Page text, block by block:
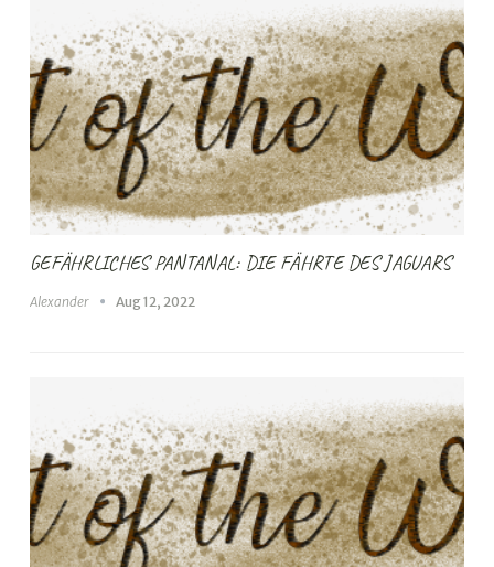
GEFÄHRLICHES PANTANAL: DIE FÄHRTE DES JAGUARS
Alexander Aug 12, 2022